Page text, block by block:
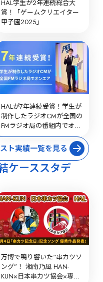
HAL学生が2年連続総合大
賞！「ゲームクリエイター
甲子園2025」
HALが7年連続受賞！学生が
制作したラジオCMが全国の
FMラジオ局の番組内でオン
エア
ト実績一覧を見る
ケーススタデ
万博で鳴り響いた“串カツソ
ング”！ 湘南乃⾵ HAN-
KUN×⽇本串カツ協会×専門